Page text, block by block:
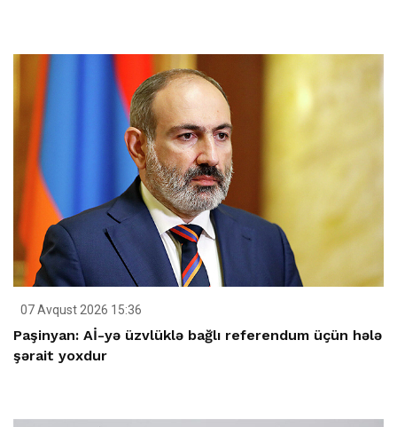
07 Avqust 2026 15:36
Paşinyan: Aİ-yə üzvlüklə bağlı referendum üçün hələ
şərait yoxdur